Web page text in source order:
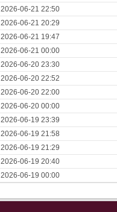
2026-06-21 22:50
2026-06-21 20:29
2026-06-21 19:47
2026-06-21 00:00
2026-06-20 23:30
2026-06-20 22:52
2026-06-20 22:00
2026-06-20 00:00
2026-06-19 23:39
2026-06-19 21:58
2026-06-19 21:29
2026-06-19 20:40
2026-06-19 00:00